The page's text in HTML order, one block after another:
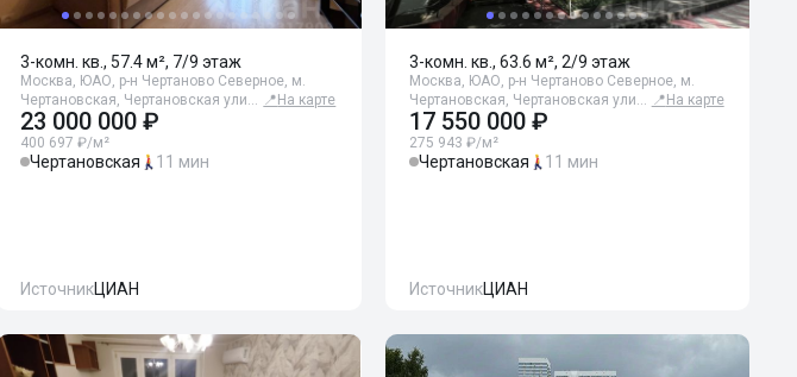
3-комн. кв., 57.4 м², 7/9 этаж
Москва, ЮАО, р-н Чертаново Северное, м.
Чертановская, Чертановская ули… 📍 На карте
23 000 000 ₽
400 697 ₽/м²
Чертановская 11 мин
ИсточникЦИАН
3-комн. кв., 63.6 м², 2/9 этаж
Москва, ЮАО, р-н Чертаново Северное, м.
Чертановская, Чертановская ули… 📍 На карте
17 550 000 ₽
275 943 ₽/м²
Чертановская 11 мин
ИсточникЦИАН